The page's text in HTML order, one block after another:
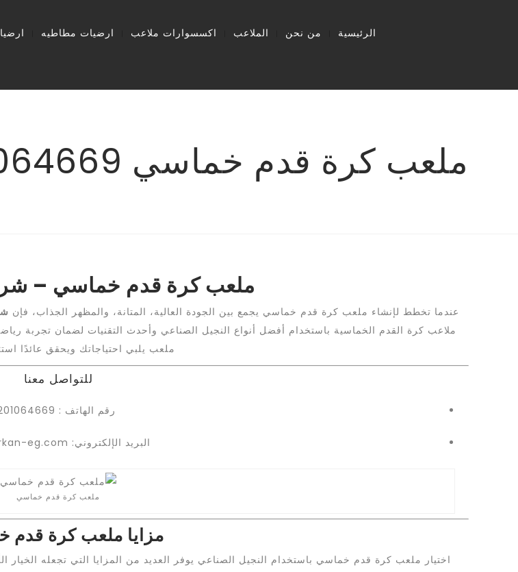
الرئيسية من نحن الملاعب اكسسوارات ملاعب ارضيات مطاطيه
ملعب كرة قدم خماسي 01201064669 شركة توركان
ملعب كرة قدم خماسي –
عندما تخطط لإنشاء ملعب كرة قدم خماسي يجمع بين الجودة العالية، المتانة، والمظهر الجذاب، فإن
ملاعب كرة القدم الخماسية باستخدام أفضل أنواع النجيل الصناعي وأحدث التقنيات لضمان تجربة
ملعب يلبي احتياجاتك ويحقق عائدًا
للتواصل معنا
رقم الهاتف : 01201064669
البريد الإلكتروني: info@turkan-eg.com.
ملعب كرة قدم خماسي
مزايا ملعب كرة قدم
اختيار ملعب كرة قدم خماسي باستخدام النجيل الصناعي يوفر العديد من المزايا التي تجعله